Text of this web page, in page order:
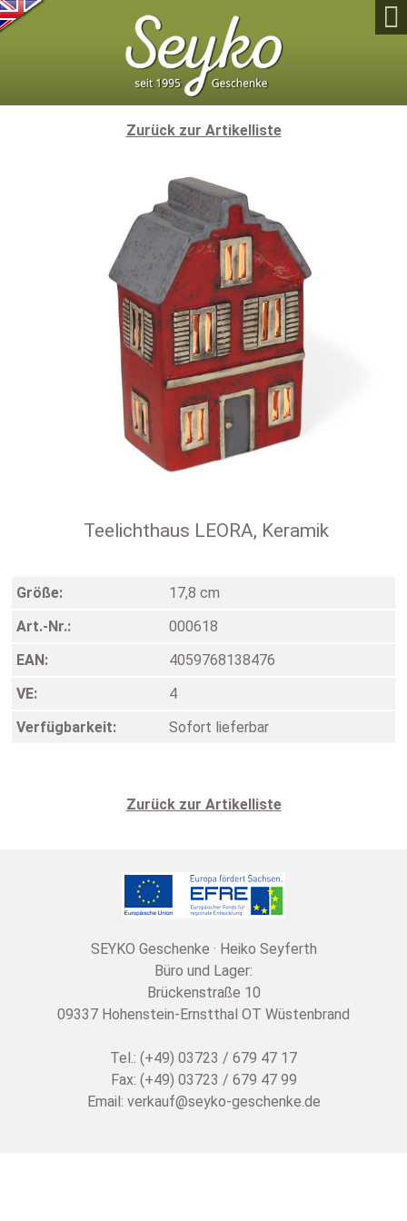

Zurück zur Artikelliste
Teelichthaus LEORA, Keramik
Größe:
17,8 cm
Art.-Nr.:
000618
EAN:
4059768138476
VE:
4
Verfügbarkeit:
Sofort lieferbar
Zurück zur Artikelliste
SEYKO Geschenke · Heiko Seyferth
Büro und Lager:
Brückenstraße 10
09337 Hohenstein-Ernstthal OT Wüstenbrand
Tel.: (+49) 03723 / 679 47 17
Fax: (+49) 03723 / 679 47 99
Email: verkauf@seyko-geschenke.de